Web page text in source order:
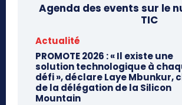
Agenda des events sur le
TIC
Actualité
PROMOTE 2026 : « Il existe une
solution technologique à
défi », déclare Laye Mbunkur,
de la délégation de la Silicon
Mountain